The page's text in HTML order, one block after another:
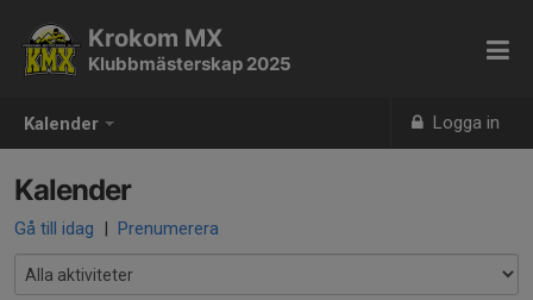
Kalender Logga in
Krokom MX
Klubbmästerskap 2025
Kalender
Gå till idag | Prenumerera